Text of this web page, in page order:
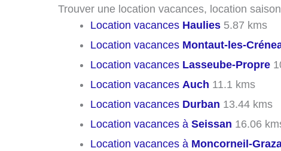
Trouver une location vacances, location
Location vacances Haulies 5.87 kms
Location vacances Montaut-les-
Location vacances Lasseube-Propre
Location vacances Auch 11.1 kms
Location vacances Durban 13.44 kms
Location vacances à Seissan 16.06
Location vacances à Moncorneil-